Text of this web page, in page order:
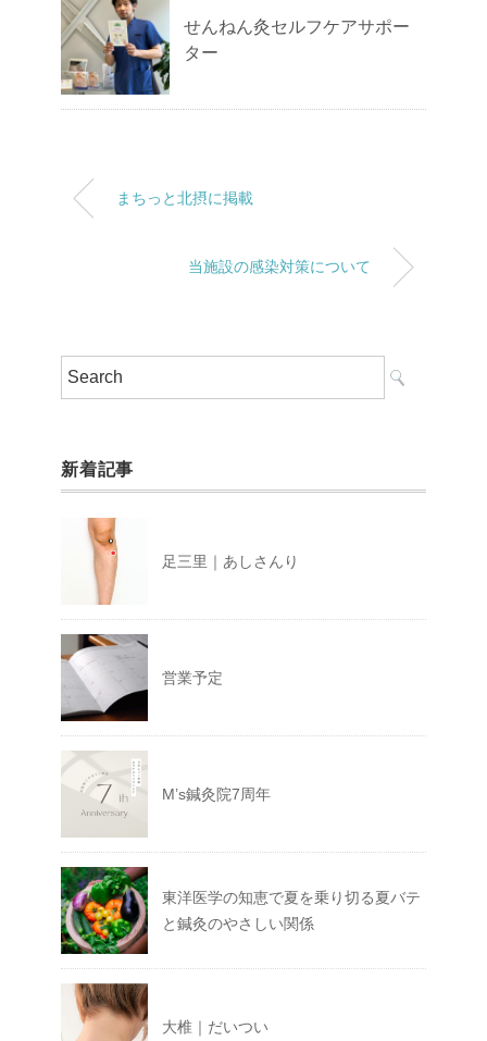
せんねん灸セルフケアサポー
ター
まちっと北摂に掲載
当施設の感染対策について
新着記事
足三里｜あしさんり
営業予定
M’s鍼灸院7周年
東洋医学の知恵で夏を乗り切る夏バテ
と鍼灸のやさしい関係
大椎｜だいつい